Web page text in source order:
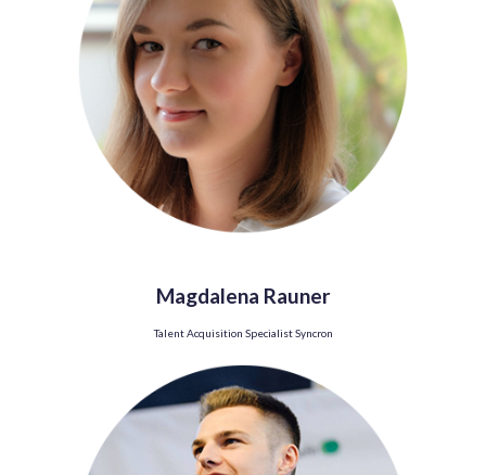
Magdalena Rauner
Talent Acquisition Specialist Syncron